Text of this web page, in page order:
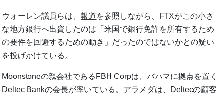
ウォーレン議員らは、報道を参照しながら、FTXがこの小さ
な地方銀行へ出資したのは「米国で銀行免許を所有するため
の要件を回避するための動き」だったのではないかとの疑い
を投げかけている。
Moonstoneの親会社であるFBH Corpは、バハマに拠点を置く
Deltec Bankの会長が率いている。アラメダは、Deltecの顧客